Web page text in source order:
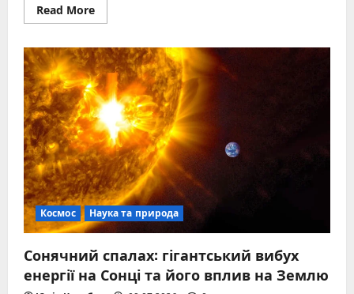
Read MoreRead
more
літнього
сонцестояння
2026:
найдовший
день
року
та
його
таємниці
Космос Наука та природа
Сонячний спалах: гігантський вибух
енергії на Сонці та його вплив на Землю